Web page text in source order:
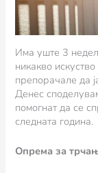
Има уште 3
никакво
препорачале да
Денес
помогнат да се
следната година.
Опрема за